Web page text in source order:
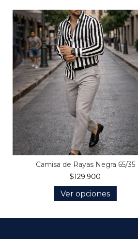
Camisa de Rayas Negra 65/35
$129.900
Ver opciones